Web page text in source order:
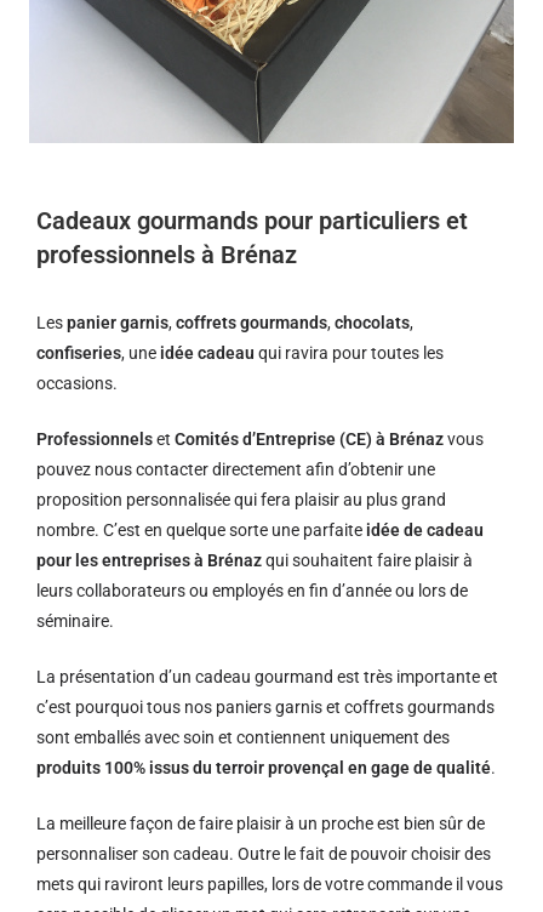
Cadeaux gourmands pour particuliers et
professionnels à Brénaz
Lespanier garnis,coffrets gourmands,chocolats,
confiseries, une idée cadeau qui ravira pour toutes les
occasions.
Professionnelset Comités d’Entreprise (CE) à Brénazvous
pouvez nous contacter directement afin d’obtenir une
proposition personnalisée qui fera plaisir au plus grand
nombre. C’est en quelque sorte une parfaite idée de cadeau
pour les entreprises à Brénazqui souhaitent faire plaisir à
leurs collaborateurs ou employés en fin d’année ou lors de
séminaire.
La présentation d’un cadeau gourmand est très importante et
c’est pourquoi tous nos paniers garnis et coffrets gourmands
sont emballés avec soin et contiennent uniquement des
produits 100% issus du terroir provençal en gage de qualité.
La meilleure façon de faire plaisir à un proche est bien sûr de
personnaliser son cadeau. Outre le fait de pouvoir choisir des
mets qui raviront leurs papilles, lors de votre commande il vous